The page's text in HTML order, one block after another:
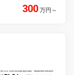
300 万円 ～